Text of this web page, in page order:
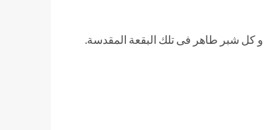
كل شبر طاهر فى تلك البقعة المقدسة.